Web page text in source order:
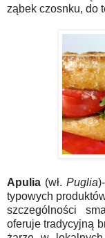
ząbek czosnku, do
Apulia (wł.Puglia
typowych
szczególności
oferuje tradycyjną